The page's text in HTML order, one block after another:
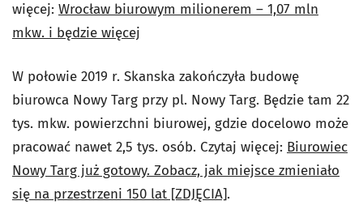
więcej: Wrocław biurowym milionerem – 1,07 mln
mkw. i będzie więcej
W połowie 2019 r. Skanska zakończyła budowę
biurowca Nowy Targ przy pl. Nowy Targ. Będzie tam 22
tys. mkw. powierzchni biurowej, gdzie docelowo może
pracować nawet 2,5 tys. osób. Czytaj więcej: Biurowiec
Nowy Targ już gotowy. Zobacz, jak miejsce zmieniało
się na przestrzeni 150 lat [ZDJĘCIA].